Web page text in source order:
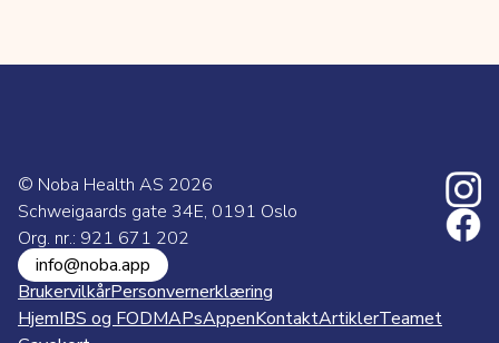
© Noba Health AS 2026
Schweigaards gate 34E, 0191 Oslo
Org. nr.: 921 671 202
info@noba.app
BrukervilkårPersonvernerklæring
HjemIBS og FODMAPsAppenKontaktArtiklerTeamet